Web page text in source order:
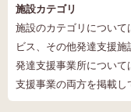
施設カテゴリ
施設のカテゴリについ
ビス、その他発達支援
発達支援事業所につい
支援事業の両方を掲載し